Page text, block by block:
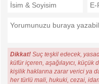
Dikkat! Suç teşkil edecek,
küfür içeren, aşağılayıcı, küçük
kişilik haklarına zarar verici ya
her türlü mali, hukuki, cezai,